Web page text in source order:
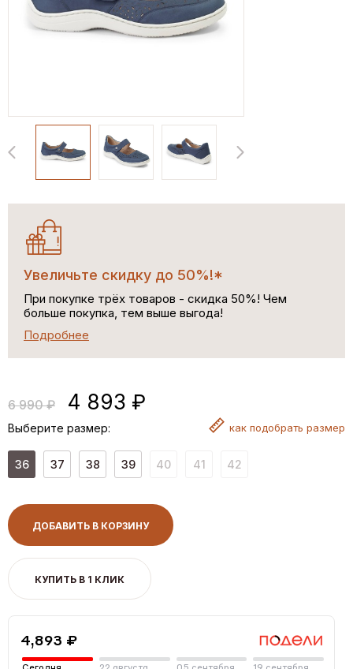
Увеличьте скидку до 50%!*
При покупке трёх товаров - скидка 50%! Чем
больше покупка, тем выше выгода!
Подробнее
6 990 ₽ 4 893 ₽
Выберите размер: как подобрать размер
36 37 38 39 40 41 42
ДОБАВИТЬ В КОРЗИНУ
КУПИТЬ В 1 КЛИК
4,893 ₽